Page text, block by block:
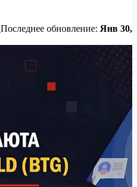
Последнее обновление: Янв 30,